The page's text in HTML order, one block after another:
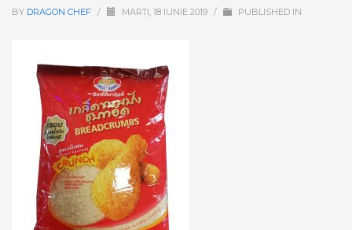
BY DRAGON CHEF / MARȚI, 18 IUNIE 2019 / PUBLISHED IN